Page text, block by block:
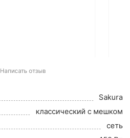
Написать отзыв
Sakura
классический с мешком
сеть